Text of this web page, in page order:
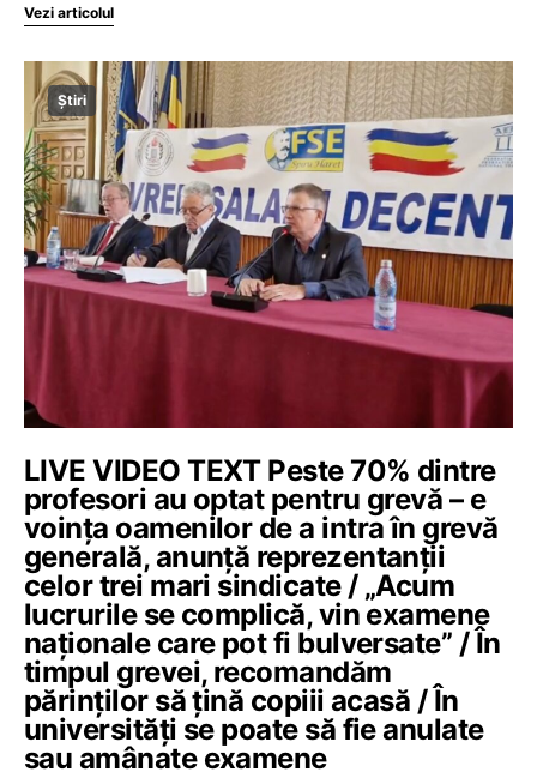
Vezi articolul
Știri
LIVE VIDEO TEXT Peste 70% dintre
profesori au optat pentru grevă – e
voința oamenilor de a intra în grevă
generală, anunță reprezentanții
celor trei mari sindicate / „Acum
lucrurile se complică, vin examene
naționale care pot fi bulversate” / În
timpul grevei, recomandăm
părinților să țină copiii acasă / În
universități se poate să fie anulate
sau amânate examene